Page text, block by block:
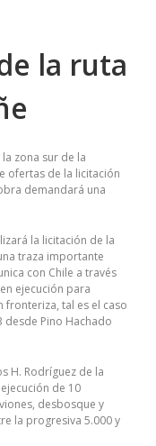
la ruta
zona sur de la
ofertas de la licitación
demandará una
la licitación de la
traza importante
con Chile a través
ejecución para
fronteriza, tal es el caso
Pino Hachado
H. Rodríguez de la
de 10
desbosque y
la progresiva 5.000 y